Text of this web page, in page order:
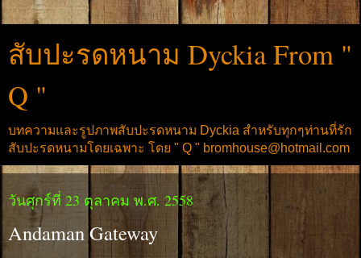
สับปะรดหนาม Dyckia From "
Q "
บทความและรูปภาพสับปะรดหนาม Dyckia สำหรับทุกๆท่านที่รัก
สับปะรดหนามโดยเฉพาะ โดย " Q " bromhouse@hotmail.com
วันศุกร์ที่ 23 ตุลาคม พ.ศ. 2558
Andaman Gateway